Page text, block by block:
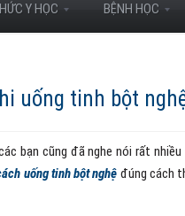
Y HỌC BỆNH HỌC
uống tinh bột
bạn cũng đã nghe nói rất
uống tinh bột nghệ đúng cách